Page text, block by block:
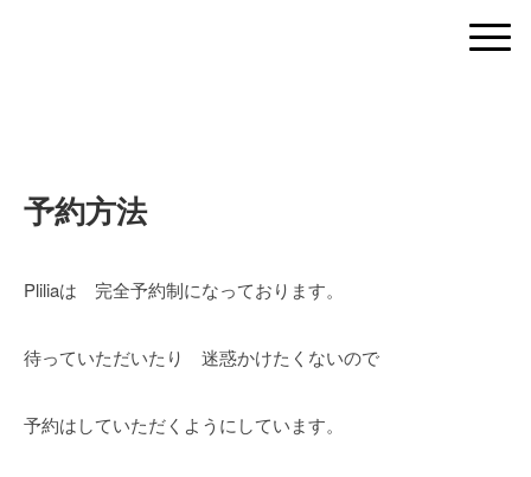
予約方法
Pliliaは 完全予約制になっております。
待っていただいたり 迷惑かけたくないので
予約はしていただくようにしています。